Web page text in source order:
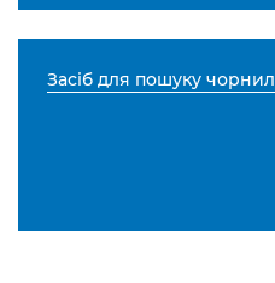
Засіб для пошуку чорнил